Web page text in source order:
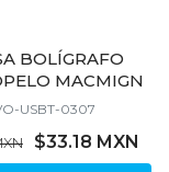
BOLÍGRAFO
MACMIGN
USBT-0307
$33.18 MXN